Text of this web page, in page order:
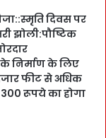
दिवस पर
झोली:पौष्टिक
निर्माण के लिए
फीट से अधिक
रूपये का होगा